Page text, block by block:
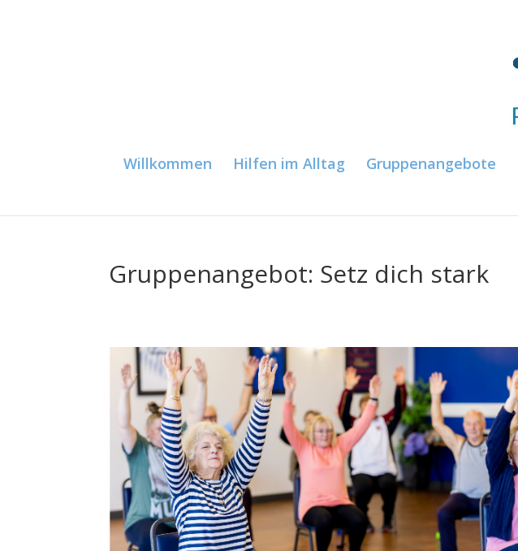
Willkommen Hilfen im Alltag Gruppenangebote
Gruppenangebot: Setz dich stark